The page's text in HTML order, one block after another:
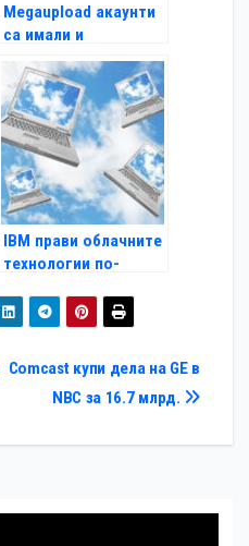
Megaupload акаунти
са имали и
американски
политици
IBM прави облачните
технологии по-
Comcast купи дела на GE в
NBC за 16.7 млрд.